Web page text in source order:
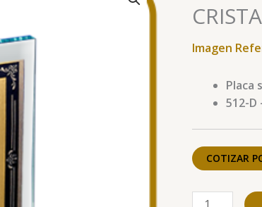
Imagen
Placa
512-D
COTIZAR
512-
cantidad